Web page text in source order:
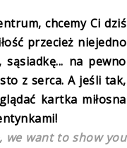
chcemy Ci dziś
przecież niejedno
na pewno
z serca. A jeśli tak,
kartka miłosna
we want to show you